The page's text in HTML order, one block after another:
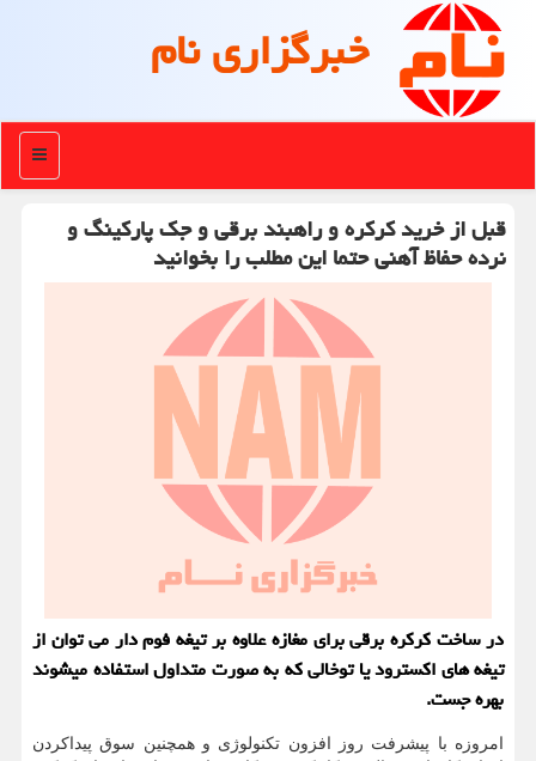
خبرگزاری نام
منو
قبل از خرید کرکره و راهبند برقی و جک پارکینگ و
نرده حفاظ آهنی حتما این مطلب را بخوانید
در ساخت کرکره برقی برای مغازه علاوه بر تیغه فوم دار می توان از
تیغه های اکسترود یا توخالی که به صورت متداول استفاده میشوند
بهره جست.
امروزه با پیشرفت روز افزون تکنولوژی و همچنین سوق پیداکردن